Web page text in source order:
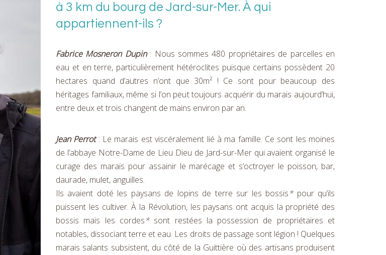
à 3 km du bourg de Jard-sur-Mer. À qui
appartiennent-ils ?
Fabrice Mosneron Dupin : Nous sommes 480 propriétaires de parcelles en
eau et en terre, particulièrement hétéroclites puisque certains possèdent 20
hectares quand d’autres n’ont que 30m² ! Ce sont pour beaucoup des
héritages familiaux, même si l’on peut toujours acquérir du marais aujourd’hui,
entre deux et trois changent de mains environ par an.
Jean Perrot: Le marais est viscéralement lié à ma famille. Ce sont les moines
de l’abbaye Notre-Dame de Lieu Dieu de Jard-sur-Mer qui avaient organisé le
curage des marais pour assainir le marécage et s’octroyer le poisson, bar,
daurade, mulet, anguilles.
Ils avaient doté les paysans de lopins de terre sur les bossis*pour qu’ils
puissent les cultiver. À la Révolution, les paysans ont acquis la propriété des
bossis mais les cordes* sont restées la possession de propriétaires et
notables, dissociant terre et eau. Les droits de passage sont légion ! Quelques
marais salants subsistent, du côté de la Guittière où des artisans produisent